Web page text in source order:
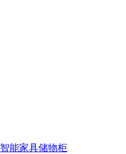
智能家具储物柜